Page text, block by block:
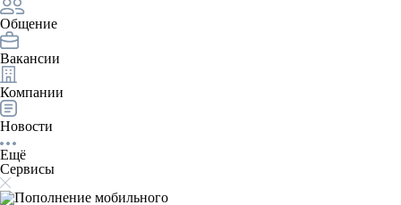
Общение
Вакансии
Компании
Новости
Ещё
Сервисы